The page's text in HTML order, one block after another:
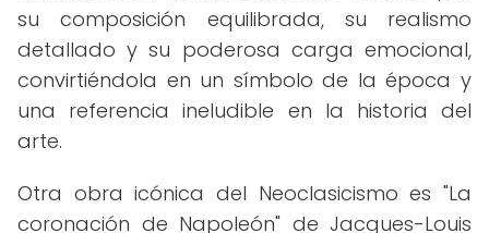
su composición equilibrada, su realismo
detallado y su poderosa carga emocional,
convirtiéndola en un símbolo de la época y
una referencia ineludible en la historia del
arte.
Otra obra icónica del Neoclasicismo es "La
coronación de Napoleón" de Jacques-Louis